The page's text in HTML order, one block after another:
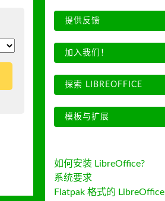
提供反馈
加入我们！
探索 LIBREOFFICE
模板与扩展
如何安装 LibreOffice?
系统要求
Flatpak 格式的 LibreOffice